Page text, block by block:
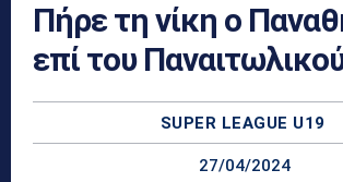
Πήρε τη νίκη ο
επί του
SUPER LEAGUE U19
27/04/2024